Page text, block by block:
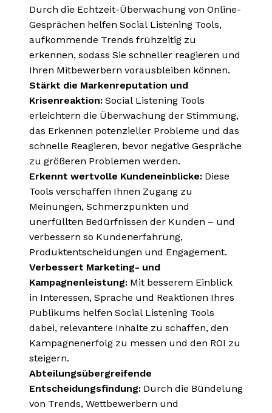
Durch die Echtzeit-Überwachung von Online-
Gesprächen helfen Social Listening Tools,
aufkommende Trends frühzeitig zu
erkennen, sodass Sie schneller reagieren und
Ihren Mitbewerbern vorausbleiben können.
Stärkt die Markenreputation und
Krisenreaktion: Social Listening Tools
erleichtern die Überwachung der Stimmung,
das Erkennen potenzieller Probleme und das
schnelle Reagieren, bevor negative Gespräche
zu größeren Problemen werden.
Erkennt wertvolle Kundeneinblicke: Diese
Tools verschaffen Ihnen Zugang zu
Meinungen, Schmerzpunkten und
unerfüllten Bedürfnissen der Kunden – und
verbessern so Kundenerfahrung,
Produktentscheidungen und Engagement.
Verbessert Marketing- und
Kampagnenleistung: Mit besserem Einblick
in Interessen, Sprache und Reaktionen Ihres
Publikums helfen Social Listening Tools
dabei, relevantere Inhalte zu schaffen, den
Kampagnenerfolg zu messen und den ROI zu
steigern.
Abteilungsübergreifende
Entscheidungsfindung: Durch die Bündelung
von Trends, Wettbewerbern und